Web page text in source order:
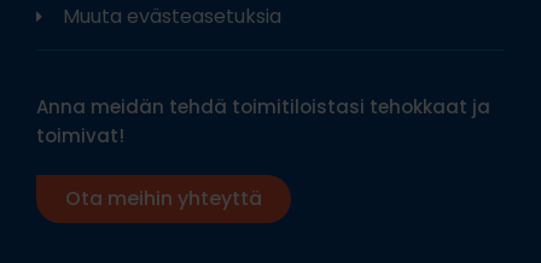
Muuta evästeasetuksia
Anna meidän tehdä toimitiloistasi tehokkaat ja
toimivat!
Ota meihin yhteyttä